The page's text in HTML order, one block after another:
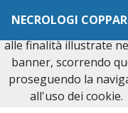
NECROLOGI
Questo sito o gli
avvalgono di cookie
alle finalità illustrate
banner, scorrendo
proseguendo la
all'uso dei cookie.